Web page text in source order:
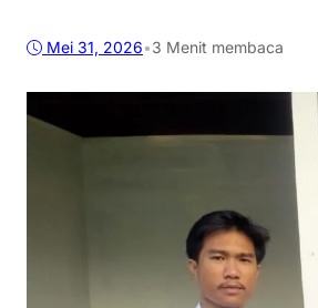
Mei 31, 2026•3 Menit membaca